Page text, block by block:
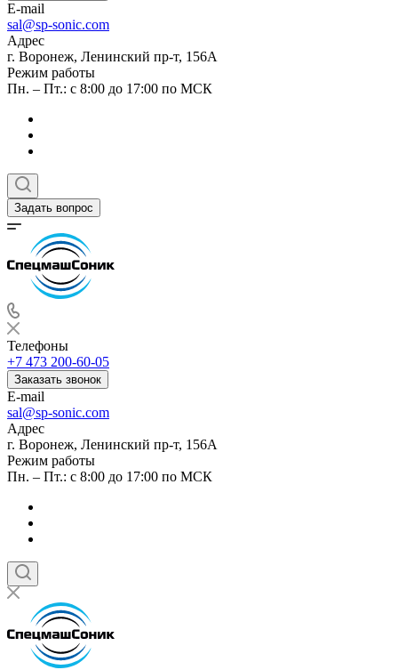
E-mail
sal@sp-sonic.com
Адрес
г. Воронеж, Ленинский пр-т, 156А
Режим работы
Пн. – Пт.: с 8:00 до 17:00 по МСК
Задать вопрос
Телефоны
+7 473 200-60-05
Заказать звонок
E-mail
sal@sp-sonic.com
Адрес
г. Воронеж, Ленинский пр-т, 156А
Режим работы
Пн. – Пт.: с 8:00 до 17:00 по МСК